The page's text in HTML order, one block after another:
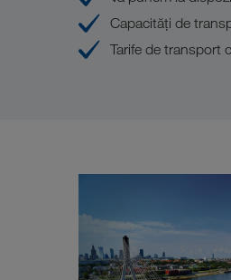
Capacităţi de
Tarife de transport